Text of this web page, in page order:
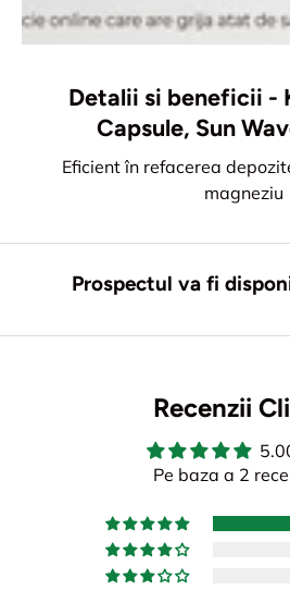
Detalii si beneficii -
Capsule, Sun
Eficient în refacerea
magneziu
Prospectul va fi
Recenzii
Pe baza a 2